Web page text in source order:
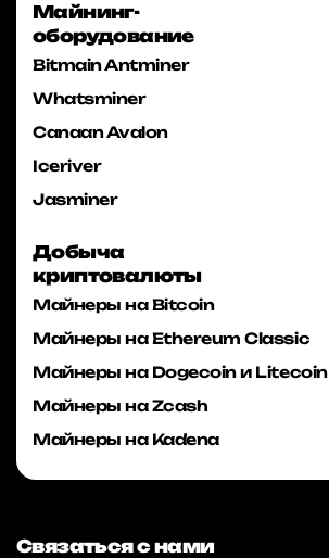
Майнинг-
оборудование
Bitmain Antminer
Whatsminer
Canaan Avalon
Iceriver
Jasminer
Добыча
криптовалюты
Майнеры на Bitcoin
Майнеры на Ethereum Classic
Майнеры на Dogecoin и Litecoin
Майнеры на Zcash
Майнеры на Kadena
Связаться с нами